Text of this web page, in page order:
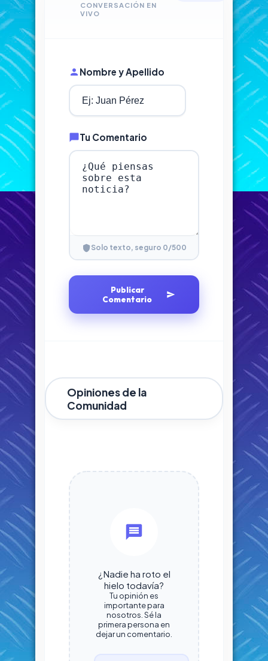
CONVERSACIÓN EN
VIVO
Nombre y Apellido
Tu Comentario
Solo texto, seguro 0/500
Publicar
Comentario
Opiniones de la
Comunidad
¿Nadie ha roto el
hielo todavía?
Tu opinión es
importante para
nosotros. Sé la
primera persona en
dejar un comentario.